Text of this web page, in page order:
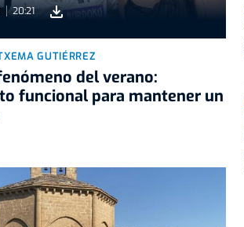
20:21
GUTIÉRREZ
del verano:
funcional para mantener un